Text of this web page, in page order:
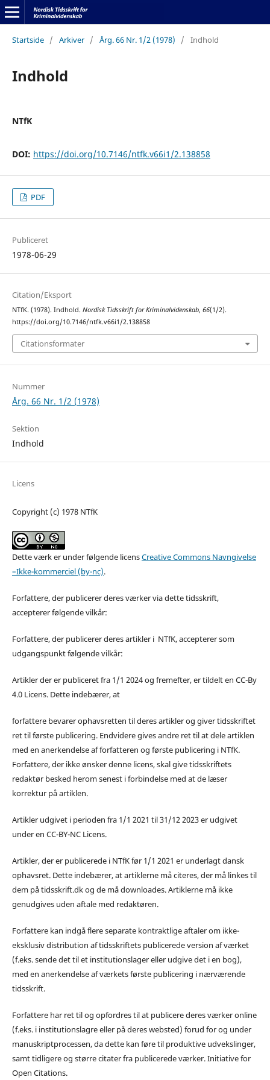
Startside / Arkiver / Årg. 66 Nr. 1/2 (1978) / Indhold
Indhold
NTfK
DOI: https://doi.org/10.7146/ntfk.v66i1/2.138858
PDF
Publiceret
1978-06-29
Citation/Eksport
NTfK. (1978). Indhold. Nordisk Tidsskrift for Kriminalvidenskab, 66(1/2).
https://doi.org/10.7146/ntfk.v66i1/2.138858
Citationsformater
Nummer
Årg. 66 Nr. 1/2 (1978)
Sektion
Indhold
Licens
Copyright (c) 1978 NTfK
Dette værk er under følgende licensCreative Commons Navngivelse
–Ikke-kommerciel (by-nc).
Forfattere, der publicerer deres værker via dette tidsskrift,
accepterer følgende vilkår:
Forfattere, der publicerer deres artikler i NTfK, accepterer som
udgangspunkt følgende vilkår:
Artikler der er publiceret fra 1/1 2024 og fremefter, er tildelt en CC-By
4.0 Licens. Dette indebærer, at
forfattere bevarer ophavsretten til deres artikler og giver tidsskriftet
ret til første publicering. Endvidere gives andre ret til at dele artiklen
med en anerkendelse af forfatteren og første publicering i NTfK.
Forfattere, der ikke ønsker denne licens, skal give tidsskriftets
redaktør besked herom senest i forbindelse med at de læser
korrektur på artiklen.
Artikler udgivet i perioden fra 1/1 2021 til 31/12 2023 er udgivet
under en CC-BY-NC Licens.
Artikler, der er publicerede i NTfK før 1/1 2021 er underlagt dansk
ophavsret. Dette indebærer, at artiklerne må citeres, der må linkes til
dem på tidsskrift.dk og de må downloades. Artiklerne må ikke
genudgives uden aftale med redaktøren.
Forfattere kan indgå flere separate kontraktlige aftaler om ikke-
eksklusiv distribution af tidsskriftets publicerede version af værket
(f.eks. sende det til et institutionslager eller udgive det i en bog),
med en anerkendelse af værkets første publicering i nærværende
tidsskrift.
Forfattere har ret til og opfordres til at publicere deres værker online
(f.eks. i institutionslagre eller på deres websted) forud for og under
manuskriptprocessen, da dette kan føre til produktive udvekslinger,
samt tidligere og større citater fra publicerede værker. Initiative for
Open Citations.